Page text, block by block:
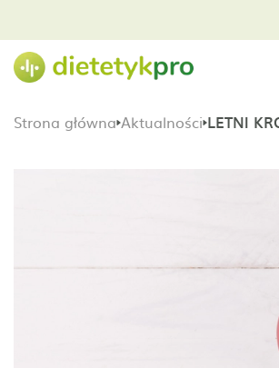
Strona główna Aktualności LETNI